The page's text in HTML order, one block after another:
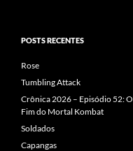
POSTS RECENTES
Rose
Tumbling Attack
Crônica 2026 – Episódio 52: O
Fim do Mortal Kombat
Soldados
Capangas